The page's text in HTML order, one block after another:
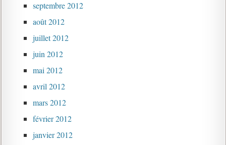
septembre 2012
août 2012
juillet 2012
juin 2012
mai 2012
avril 2012
mars 2012
février 2012
janvier 2012